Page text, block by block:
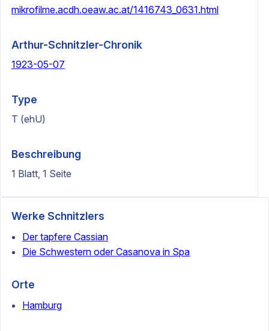
mikrofilme.acdh.oeaw.ac.at/1416743_0631.html
Arthur-Schnitzler-Chronik
1923-05-07
Type
T (ehU)
Beschreibung
1 Blatt, 1 Seite
Werke Schnitzlers
Der tapfere Cassian
Die Schwestern oder Casanova in Spa
Orte
Hamburg